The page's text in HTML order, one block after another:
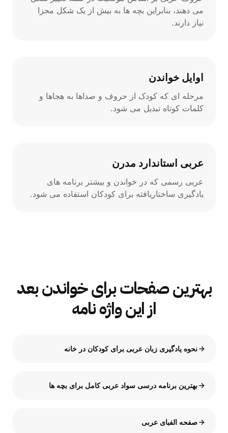
می دهند، بنابراین بچه ها به بیش از یک شکل مجزا
نیاز دارند.
اوایل خواندن
مرحله ای که کودک از حروف و صداها به هجاها و
کلمات کوتاه تبدیل می شود.
عربی استاندارد مدرن
عربی رسمی که در خواندن و بیشتر برنامه های
یادگیری ساختاریافته برای کودکان استفاده می شود.
بهترین صفحات برای خواندن بعد
از این واژه نامه
نحوه یادگیری زبان عربی برای کودکان در خانه
بهترین برنامه درسی سواد عربی کامل برای بچه ها
صفحه الفبای عربی